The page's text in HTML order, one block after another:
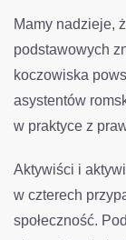
Mamy nadzieje,
podstawowych
koczowiska
asystentów
w praktyce z
Aktywiści i
w czterech
społeczność.